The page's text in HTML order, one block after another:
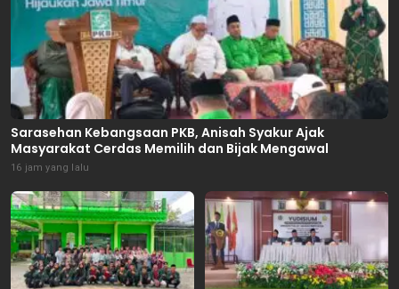
Sarasehan Kebangsaan PKB, Anisah Syakur Ajak
Masyarakat Cerdas Memilih dan Bijak Mengawal
16 jam yang lalu